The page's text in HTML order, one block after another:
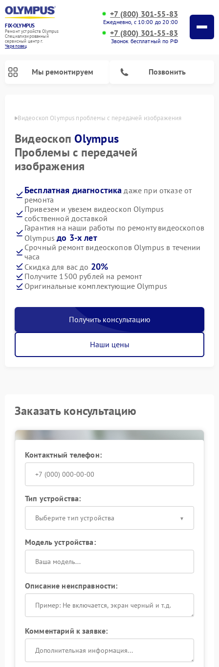
FIX-OLYMPUS
Ремонт устройств Olympus
Специализированный
cервисный центр г.
Череповец
+7 (800) 301-55-83
Ежедневно, с 10:00 до 20:00
+7 (800) 301-55-83
Звонок бесплатный по РФ
Мы ремонтируем Позвонить
Видеоскоп Olympus проблемы с передачей изображения
Видеоскоп Olympus
Проблемы с передачей
изображения
Бесплатная диагностика даже при отказе от
ремонта
Привезем и увезем видеоскоп Olympus
собственной доставкой
Гарантия на наши работы по ремонту видеоскопов
Olympusдо 3-х лет
Срочный ремонт видеоскопов Olympus в течении
часа
Скидка для вас до 20%
Получите 1500 рублей на ремонт
Оригинальные комплектующие Olympus
Получить консультацию
Наши цены
Заказать консультацию
Контактный телефон:
Тип устройства:
Выберите тип устройства
Модель устройства:
Описание неисправности:
Комментарий к заявке: